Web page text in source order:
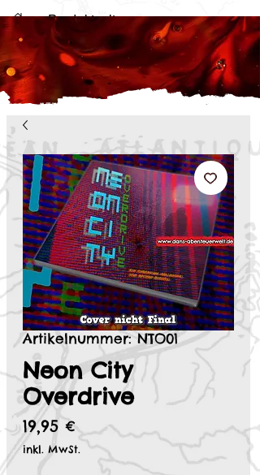
> Produktseite
Artikelnummer: NTO01
Neon City
Overdrive
19,95 €Preis
inkl. MwSt.